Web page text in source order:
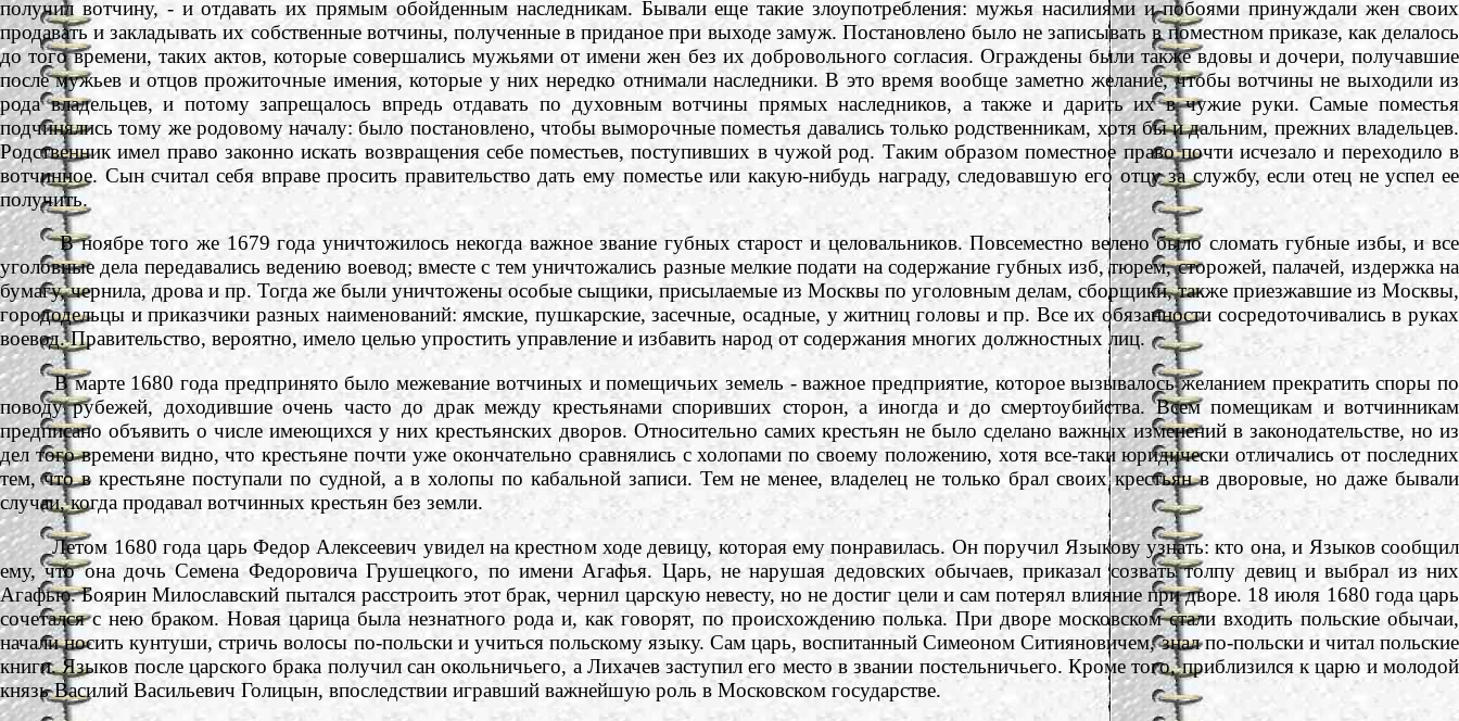
получил вотчину, - и отдавать их прямым обойденным наследникам. Бывали еще такие злоупотребления: мужья насилиями и побоями принуждали жен своих
продавать и закладывать их собственные вотчины, полученные в приданое при выходе замуж. Постановлено было не записывать в поместном приказе, как делалось
до того времени, таких актов, которые совершались мужьями от имени жен без их добровольного согласия. Ограждены были также вдовы и дочери, получавшие
после мужьев и отцов прожиточные имения, которые у них нередко отнимали наследники. В это время вообще заметно желание, чтобы вотчины не выходили из
рода владельцев, и потому запрещалось впредь отдавать по духовным вотчины прямых наследников, а также и дарить их в чужие руки. Самые поместья
подчинялись тому же родовому началу: было постановлено, чтобы выморочные поместья давались только родственникам, хотя бы и дальним, прежних владельцев.
Родственник имел право законно искать возвращения себе поместьев, поступивших в чужой род. Таким образом поместное право почти исчезало и переходило в
вотчинное. Сын считал себя вправе просить правительство дать ему поместье или какую-нибудь награду, следовавшую его отцу за службу, если отец не успел ее
получить.
В ноябре того же 1679 года уничтожилось некогда важное звание губных старост и целовальников. Повсеместно велено было сломать губные избы, и все
уголовные дела передавались ведению воевод; вместе с тем уничтожались разные мелкие подати на содержание губных изб, тюрем, сторожей, палачей, издержка на
бумагу, чернила, дрова и пр. Тогда же были уничтожены особые сыщики, присылаемые из Москвы по уголовным делам, сборщики, также приезжавшие из Москвы,
горододельцы и приказчики разных наименований: ямские, пушкарские, засечные, осадные, у житниц головы и пр. Все их обязанности сосредоточивались в руках
воевод. Правительство, вероятно, имело целью упростить управление и избавить народ от содержания многих должностных лиц.
В марте 1680 года предпринято было межевание вотчиных и помещичьих земель - важное предприятие, которое вызывалось желанием прекратить споры по
поводу рубежей, доходившие очень часто до драк между крестьянами споривших сторон, а иногда и до смертоубийства. Всем помещикам и вотчинникам
предписано объявить о числе имеющихся у них крестьянских дворов. Относительно самих крестьян не было сделано важных изменений в законодательстве, но из
дел того времени видно, что крестьяне почти уже окончательно сравнялись с холопами по своему положению, хотя все-таки юридически отличались от последних
тем, что в крестьяне поступали по судной, а в холопы по кабальной записи. Тем не менее, владелец не только брал своих крестьян в дворовые, но даже бывали
случаи, когда продавал вотчинных крестьян без земли.
Летом 1680 года царь Федор Алексеевич увидел на крестном ходе девицу, которая ему понравилась. Он поручил Языкову узнать: кто она, и Языков сообщил
ему, что она дочь Семена Федоровича Грушецкого, по имени Агафья. Царь, не нарушая дедовских обычаев, приказал созвать толпу девиц и выбрал из них
Агафью. Боярин Милославский пытался расстроить этот брак, чернил царскую невесту, но не достиг цели и сам потерял влияние при дворе. 18 июля 1680 года царь
сочетался с нею браком. Новая царица была незнатного рода и, как говорят, по происхождению полька. При дворе московском стали входить польские обычаи,
начали носить кунтуши, стричь волосы по-польски и учиться польскому языку. Сам царь, воспитанный Симеоном Ситияновичем, знал по-польски и читал польские
книги. Языков после царского брака получил сан окольничьего, а Лихачев заступил его место в звании постельничьего. Кроме того, приблизился к царю и молодой
князь Василий Васильевич Голицын, впоследствии игравший важнейшую роль в Московском государстве.